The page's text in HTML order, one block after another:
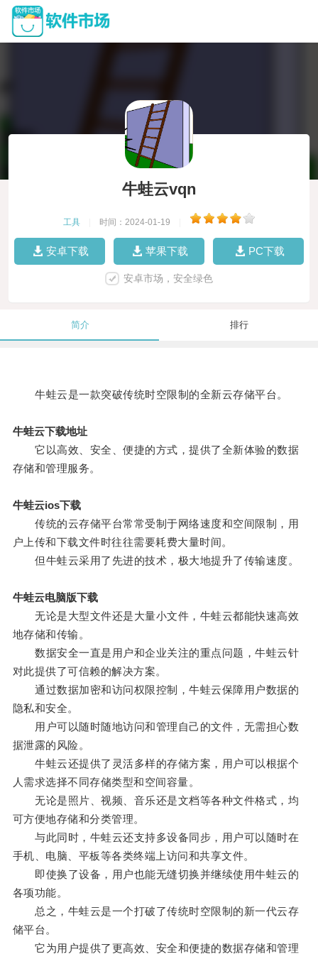
牛蛙云vqn
工具 时间：2024-01-19
安卓下载 苹果下载 PC下载
安卓市场，安全绿色
简介 排行
牛蛙云是一款突破传统时空限制的全新云存储平台。
牛蛙云下载地址
它以高效、安全、便捷的方式，提供了全新体验的数据
存储和管理服务。
牛蛙云ios下载
传统的云存储平台常常受制于网络速度和空间限制，用
户上传和下载文件时往往需要耗费大量时间。
但牛蛙云采用了先进的技术，极大地提升了传输速度。
牛蛙云电脑版下载
无论是大型文件还是大量小文件，牛蛙云都能快速高效
地存储和传输。
数据安全一直是用户和企业关注的重点问题，牛蛙云针
对此提供了可信赖的解决方案。
通过数据加密和访问权限控制，牛蛙云保障用户数据的
隐私和安全。
用户可以随时随地访问和管理自己的文件，无需担心数
据泄露的风险。
牛蛙云还提供了灵活多样的存储方案，用户可以根据个
人需求选择不同存储类型和空间容量。
无论是照片、视频、音乐还是文档等各种文件格式，均
可方便地存储和分类管理。
与此同时，牛蛙云还支持多设备同步，用户可以随时在
手机、电脑、平板等各类终端上访问和共享文件。
即使换了设备，用户也能无缝切换并继续使用牛蛙云的
各项功能。
总之，牛蛙云是一个打破了传统时空限制的新一代云存
储平台。
它为用户提供了更高效、安全和便捷的数据存储和管理